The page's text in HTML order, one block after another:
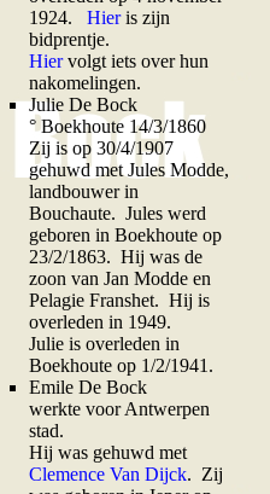
1924. Hieris zijn
bidprentje.
Hiervolgt iets over hun
nakomelingen.
Julie De Bock
° Boekhoute 14/3/1860
Zij is op 30/4/1907
gehuwd met Jules Modde,
landbouwer in
Bouchaute. Jules werd
geboren in Boekhoute op
23/2/1863. Hij was de
zoon van Jan Modde en
Pelagie Franshet. Hij is
overleden in 1949.
Julie is overleden in
Boekhoute op 1/2/1941.
Emile De Bock
werkte voor Antwerpen
stad.
Hij was gehuwd met
Clemence Van Dijck. Zij